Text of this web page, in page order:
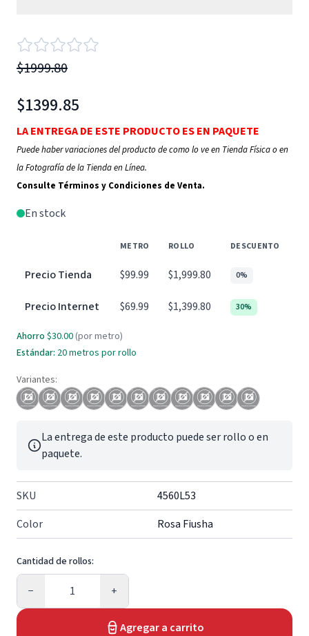
$1999.80
$1399.85
LA ENTREGA DE ESTE PRODUCTO ES EN PAQUETE
Puede haber variaciones del producto de como lo ve en Tienda Física o en
la Fotografía de la Tienda en Línea.
Consulte Términos y Condiciones de Venta.
En stock
METRO ROLLO DESCUENTO
Precio Tienda $99.99 $1,999.80 0%
Precio Internet $69.99 $1,399.80 30%
Ahorro $30.00 (por metro)
Estándar: 20 metros por rollo
Variantes:
La entrega de este producto puede ser rollo o en
paquete.
SKU
4560L53
Color
Rosa Fiusha
Cantidad de rollos:
−
Cantidad
+
Agregar a carrito